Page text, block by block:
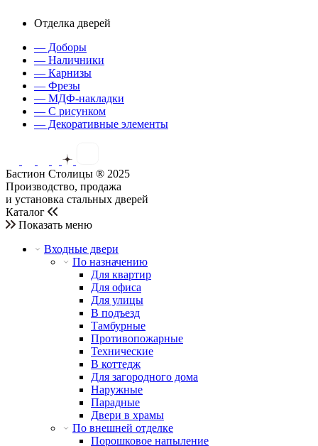
Отделка дверей
— Доборы
— Наличники
— Карнизы
— Фрезы
— МДФ-накладки
— С рисунком
— Декоративные элементы
Бастион Столицы ® 2025
Производство, продажа
и установка стальных дверей
Каталог
Показать меню
Входные двери
По назначению
Для квартир
Для офиса
Для улицы
В подъезд
Тамбурные
Противопожарные
Технические
В коттедж
Для загородного дома
Наружные
Парадные
Двери в храмы
По внешней отделке
Порошковое напыление